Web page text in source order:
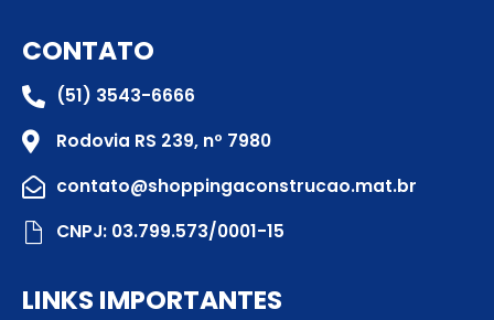
CONTATO
(51) 3543-6666
Rodovia RS 239, nº 7980
contato@shoppingaconstrucao.mat.br
CNPJ: 03.799.573/0001-15
LINKS IMPORTANTES